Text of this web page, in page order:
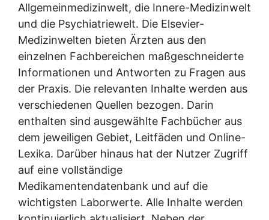
Allgemeinmedizinwelt, die Innere-Medizinwelt
und die Psychiatriewelt. Die Elsevier-
Medizinwelten bieten Ärzten aus den
einzelnen Fachbereichen maßgeschneiderte
Informationen und Antworten zu Fragen aus
der Praxis. Die relevanten Inhalte werden aus
verschiedenen Quellen bezogen. Darin
enthalten sind ausgewählte Fachbücher aus
dem jeweiligen Gebiet, Leitfäden und Online-
Lexika. Darüber hinaus hat der Nutzer Zugriff
auf eine vollständige
Medikamentendatenbank und auf die
wichtigsten Laborwerte. Alle Inhalte werden